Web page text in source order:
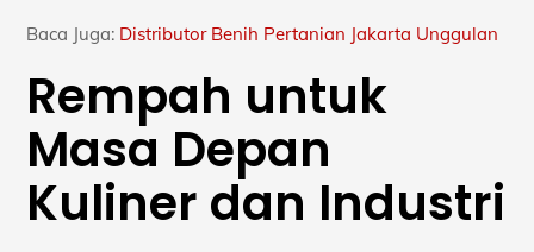
Baca Juga: Distributor Benih Pertanian Jakarta Unggulan
Rempah untuk
Masa Depan
Kuliner dan Industri